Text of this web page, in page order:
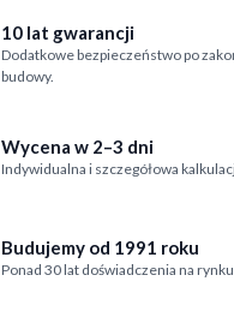
10 lat gwarancji
Dodatkowe bezpieczeństwo po
budowy.
Wycena w 2–3 dni
Indywidualna i szczegółowa
Budujemy od 1991 roku
Ponad 30 lat doświadczenia na rynku.